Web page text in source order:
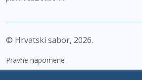
© Hrvatski sabor, 2026
Pravne napomene